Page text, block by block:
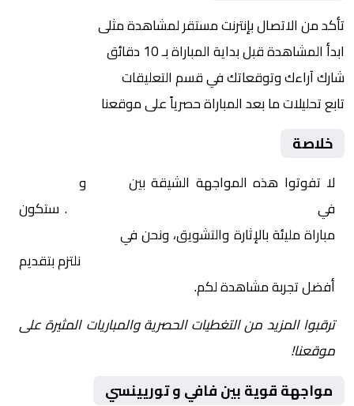
تأكد من الاتصال بإنترنت مستقر لمشاهدة مثلى
ابدأ المشاهدة قبل بداية المباراة بـ 10 دقائق
شارك آراءك وتوقعاتك في قسم التعليقات
تابع تحليلات ما بعد المباراة حصرياً على موقعنا
خلاصة
لا تفوتوا هذه المواجهة الشيقة بين و
في
. ستكون
مباراة مليئة بالإثارة والتشويق، ونحن في
نلتزم بتقديم
أفضل تجربة مشاهدة لكم.
ترقبوا المزيد من التغطيات الحصرية والمباريات المثيرة على
موقعنا!
مواجهة قوية بين فافي و توريينسي